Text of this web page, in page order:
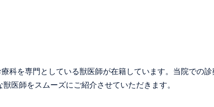
科を専門としている獣医師が在籍しています。当院での
医師をスムーズにご紹介させていただきます。